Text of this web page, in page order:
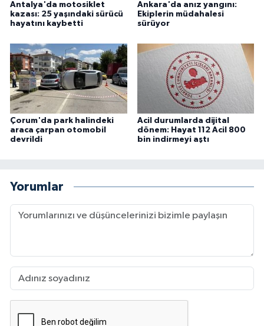
Antalya'da motosiklet
kazası: 25 yaşındaki sürücü
hayatını kaybetti
Ankara'da anız yangını:
Ekiplerin müdahalesi
sürüyor
Çorum'da park halindeki
araca çarpan otomobil
devrildi
Acil durumlarda dijital
dönem: Hayat 112 Acil 800
bin indirmeyi aştı
Yorumlar